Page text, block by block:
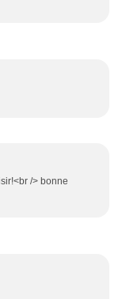
/> bonne